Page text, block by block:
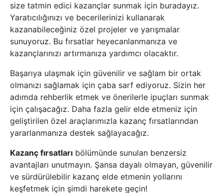
size tatmin edici kazançlar sunmak için buradayız.
Yaratıcılığınızı ve becerilerinizi kullanarak
kazanabileceğiniz özel projeler ve yarışmalar
sunuyoruz. Bu fırsatlar heyecanlanmanıza ve
kazançlarınızı artırmanıza yardımcı olacaktır.
Başarıya ulaşmak için güvenilir ve sağlam bir ortak
olmanızı sağlamak için çaba sarf ediyoruz. Sizin her
adımda rehberlik etmek ve önerilerle ipuçları sunmak
için çalışacağız. Daha fazla gelir elde etmeniz için
geliştirilen özel araçlarımızla kazanç fırsatlarından
yararlanmanıza destek sağlayacağız.
Kazanç fırsatları bölümünde sunulan benzersiz
avantajları unutmayın. Şansa dayalı olmayan, güvenilir
ve sürdürülebilir kazanç elde etmenin yollarını
keşfetmek için şimdi harekete geçin!